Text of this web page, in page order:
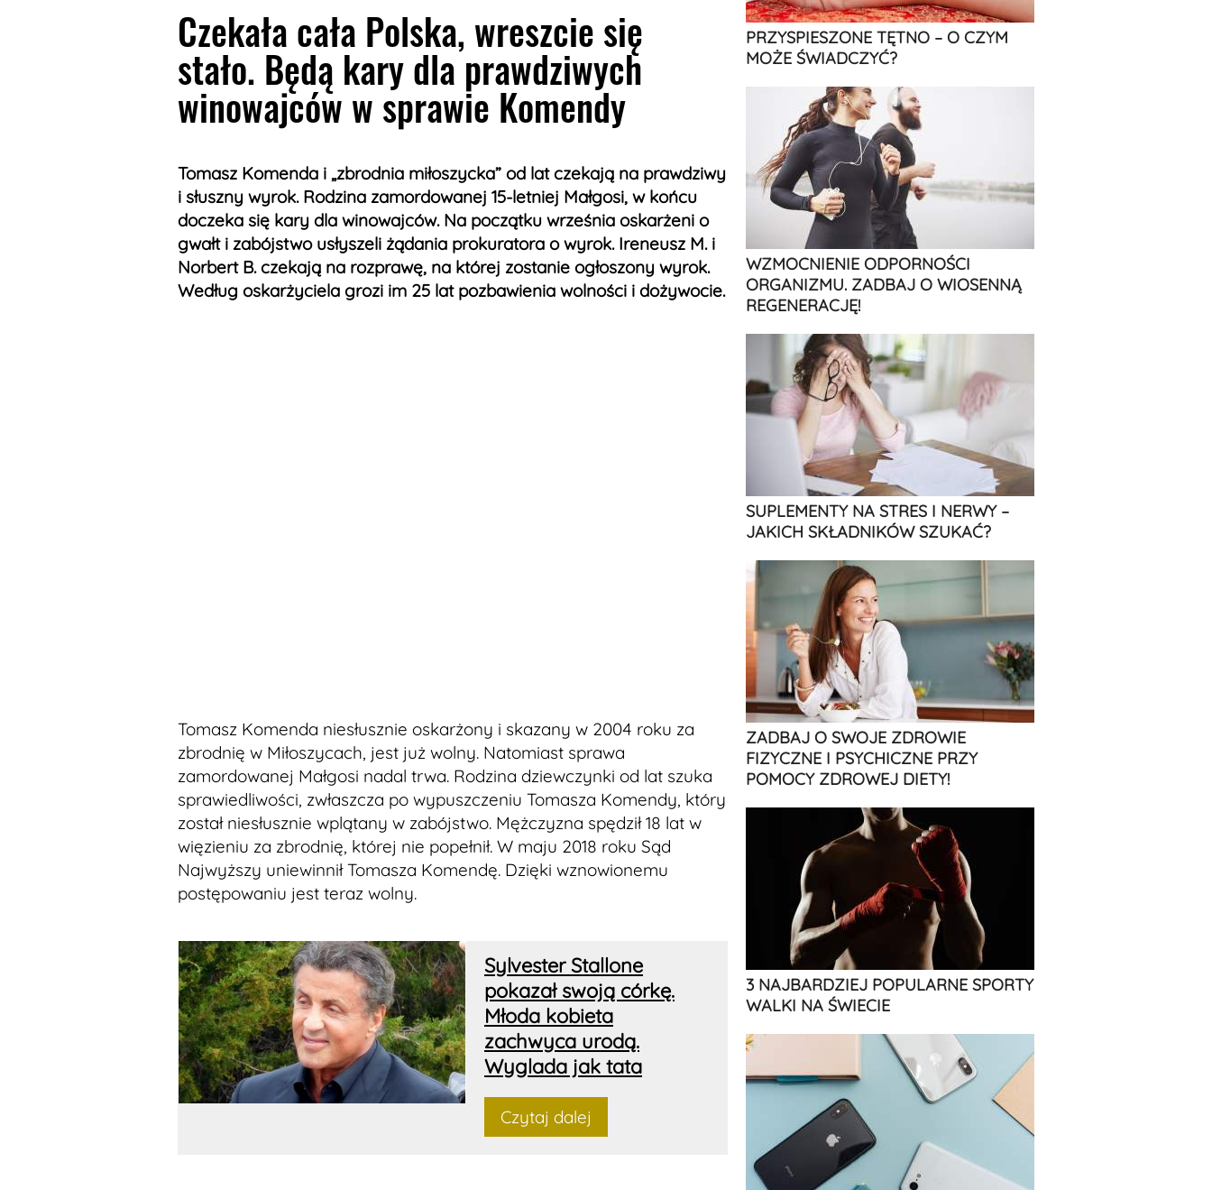
Czekała cała Polska, wreszcie się
stało. Będą kary dla prawdziwych
winowajców w sprawie Komendy
Tomasz Komenda i „zbrodnia miłoszycka” od lat czekają na prawdziwy
i słuszny wyrok. Rodzina zamordowanej 15-letniej Małgosi, w końcu
doczeka się kary dla winowajców. Na początku września oskarżeni o
gwałt i zabójstwo usłyszeli żądania prokuratora o wyrok. Ireneusz M. i
Norbert B. czekają na rozprawę, na której zostanie ogłoszony wyrok.
Według oskarżyciela grozi im 25 lat pozbawienia wolności i dożywocie.
Tomasz Komenda niesłusznie oskarżony i skazany w 2004 roku za
zbrodnię w Miłoszycach, jest już wolny. Natomiast sprawa
zamordowanej Małgosi nadal trwa. Rodzina dziewczynki od lat szuka
sprawiedliwości, zwłaszcza po wypuszczeniu Tomasza Komendy, który
został niesłusznie wplątany w zabójstwo. Mężczyzna spędził 18 lat w
więzieniu za zbrodnię, której nie popełnił. W maju 2018 roku Sąd
Najwyższy uniewinnił Tomasza Komendę. Dzięki wznowionemu
postępowaniu jest teraz wolny.
Sylvester Stallone
pokazał swoją córkę.
Młoda kobieta
zachwyca urodą.
Wyglada jak tata
Czytaj dalej
PRZYSPIESZONE TĘTNO – O CZYM
MOŻE ŚWIADCZYĆ?
WZMOCNIENIE ODPORNOŚCI
ORGANIZMU. ZADBAJ O WIOSENNĄ
REGENERACJĘ!
SUPLEMENTY NA STRES I NERWY –
JAKICH SKŁADNIKÓW SZUKAĆ?
ZADBAJ O SWOJE ZDROWIE
FIZYCZNE I PSYCHICZNE PRZY
POMOCY ZDROWEJ DIETY!
3 NAJBARDZIEJ POPULARNE SPORTY
WALKI NA ŚWIECIE